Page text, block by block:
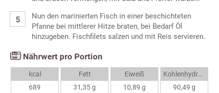
Nun den marinierten Fisch in einer beschichteten
Pfanne bei mittlerer Hitze braten, bei Bedarf Öl
hinzugeben. Fischfilets salzen und mit Reis servieren.
Nährwert pro Portion
kcal
689
Fett
31,35 g
Eiweiß
10,89 g
Kohlenhydrate
90,49 g